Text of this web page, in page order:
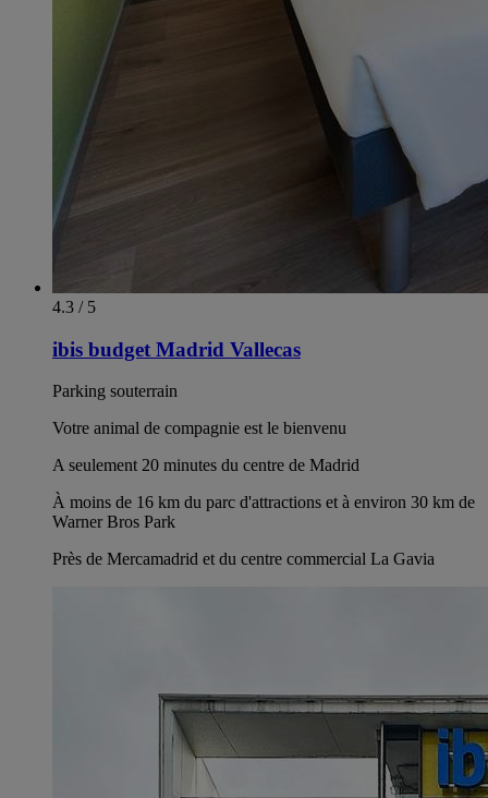
4.3 / 5
ibis budget Madrid Vallecas
Parking souterrain
Votre animal de compagnie est le bienvenu
A seulement 20 minutes du centre de Madrid
À moins de 16 km du parc d'attractions et à environ 30 km de
Warner Bros Park
Près de Mercamadrid et du centre commercial La Gavia